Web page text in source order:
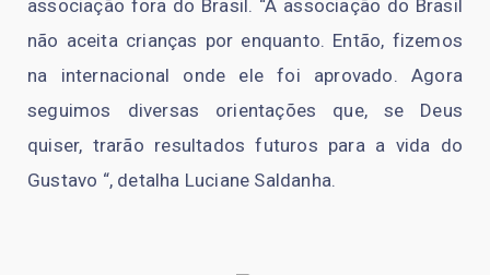
associação fora do Brasil. “A associação do Brasil
não aceita crianças por enquanto. Então, fizemos
na internacional onde ele foi aprovado. Agora
seguimos diversas orientações que, se Deus
quiser, trarão resultados futuros para a vida do
Gustavo “, detalha Luciane Saldanha.